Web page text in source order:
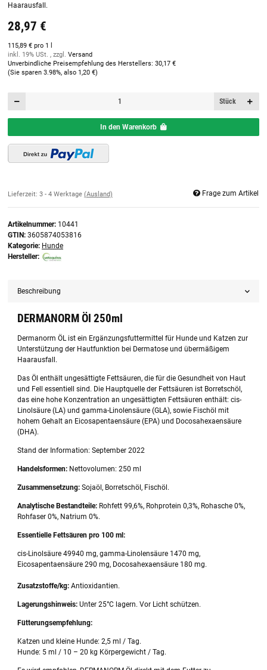
Haarausfall.
28,97 €
115,89 € pro 1 l
inkl. 19% USt. , zzgl. Versand
Unverbindliche Preisempfehlung des Herstellers: 30,17 €
(Sie sparen 3.98%, also 1,20 €)
Stück
In den Warenkorb
Lieferzeit: 3 - 4 Werktage (Ausland) Frage zum Artikel
Artikelnummer: 10441
GTIN: 3605874053816
Kategorie: Hunde
Hersteller:
Beschreibung
DERMANORM Öl 250ml
Dermanorm ÖL ist ein Ergänzungsfuttermittel für Hunde und Katzen zur
Unterstützung der Hautfunktion bei Dermatose und übermäßigem
Haarausfall.
Das Öl enthält ungesättigte Fettsäuren, die für die Gesundheit von Haut
und Fell essentiell sind. Die Hauptquelle der Fettsäuren ist Borretschöl,
das eine hohe Konzentration an ungesättigten Fettsäuren enthält: cis-
Linolsäure (LA) und gamma-Linolensäure (GLA), sowie Fischöl mit
hohem Gehalt an Eicosapentaensäure (EPA) und Docosahexaensäure
(DHA).
Stand der Information: September 2022
Handelsformen: Nettovolumen: 250 ml
Zusammensetzung: Sojaöl, Borretschöl, Fischöl.
Analytische Bestandteile: Rohfett 99,6%, Rohprotein 0,3%, Rohasche 0%,
Rohfaser 0%, Natrium 0%.
Essentielle Fettsäuren pro 100 ml:
cis-Linolsäure 49940 mg, gamma-Linolensäure 1470 mg,
Eicosapentaensäure 290 mg, Docosahexaensäure 180 mg.
Zusatzstoffe/kg:Antioxidantien.
Lagerungshinweis: Unter 25°C lagern. Vor Licht schützen.
Fütterungsempfehlung:
Katzen und kleine Hunde: 2,5 ml / Tag.
Hunde: 5 ml / 10 – 20 kg Körpergewicht / Tag.